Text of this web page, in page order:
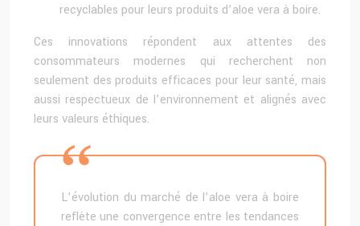
recyclables pour leurs produits d’aloe vera à boire.
Ces innovations répondent aux attentes des
consommateurs modernes qui recherchent non
seulement des produits efficaces pour leur santé, mais
aussi respectueux de l’environnement et alignés avec
leurs valeurs éthiques.
L’évolution du marché de l’aloe vera à boire
reflète une convergence entre les tendances